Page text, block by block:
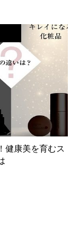
健康美を育むス